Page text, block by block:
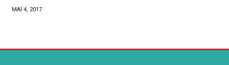
ΜΑΪ 4, 2017